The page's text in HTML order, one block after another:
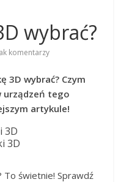
wybrać?
komentarzy
3D wybrać? Czym
urządzeń tego
artykule!
3D
3D
To świetnie! Sprawdź